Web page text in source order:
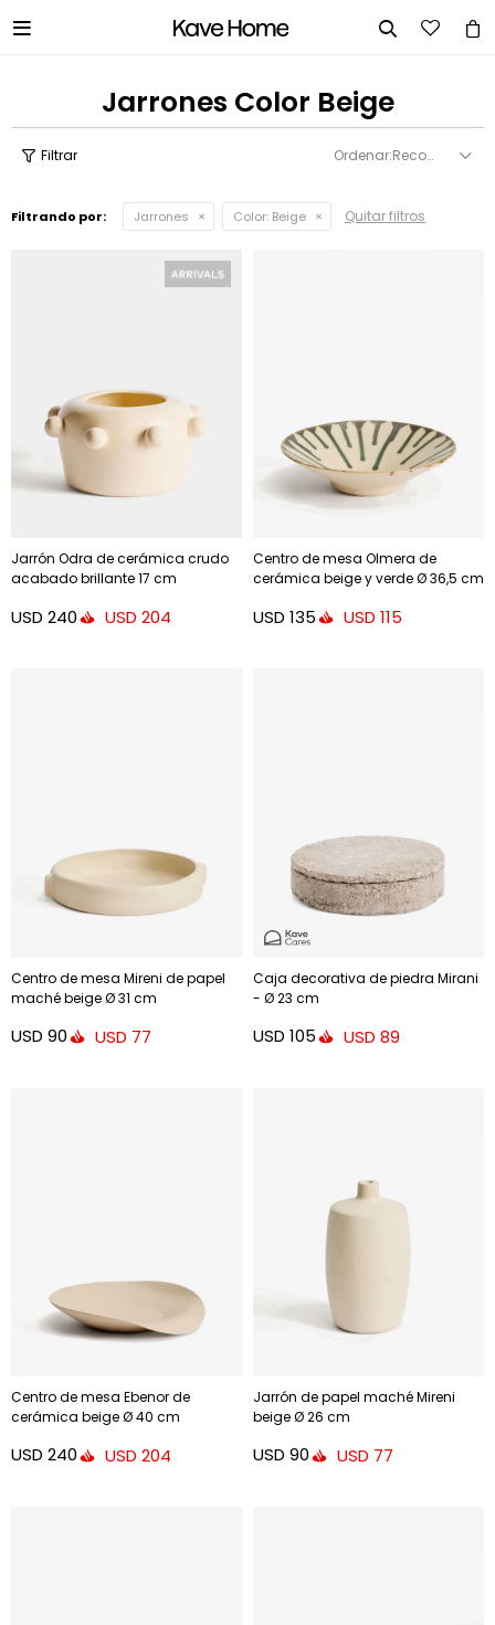
 
Jarrones Color Beige
Recomendados
Filtrando por: Jarrones Color: Beige Quitar filtros
Jarrón Odra de cerámica crudo
acabado brillante 17 cm
USD 240 USD 204
Centro de mesa Olmera de
cerámica beige y verde Ø 36,5 cm
USD 135 USD 115
Centro de mesa Mireni de papel
maché beige Ø 31 cm
USD 90 USD 77
Caja decorativa de piedra Mirani
- Ø 23 cm
USD 105 USD 89
Centro de mesa Ebenor de
cerámica beige Ø 40 cm
USD 240 USD 204
Jarrón de papel maché Mireni
beige Ø 26 cm
USD 90 USD 77